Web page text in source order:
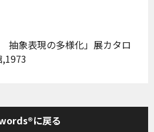
抽象表現の多様化」展カタロ
に戻る